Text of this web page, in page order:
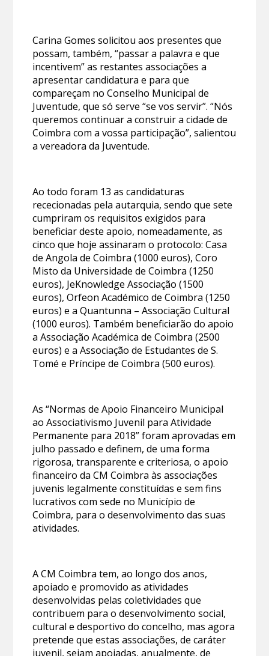
Carina Gomes solicitou aos presentes que
possam, também, “passar a palavra e que
incentivem” as restantes associações a
apresentar candidatura e para que
compareçam no Conselho Municipal de
Juventude, que só serve “se vos servir”. “Nós
queremos continuar a construir a cidade de
Coimbra com a vossa participação”, salientou
a vereadora da Juventude.
Ao todo foram 13 as candidaturas
rececionadas pela autarquia, sendo que sete
cumpriram os requisitos exigidos para
beneficiar deste apoio, nomeadamente, as
cinco que hoje assinaram o protocolo: Casa
de Angola de Coimbra (1000 euros), Coro
Misto da Universidade de Coimbra (1250
euros), JeKnowledge Associação (1500
euros), Orfeon Académico de Coimbra (1250
euros) e a Quantunna – Associação Cultural
(1000 euros). Também beneficiarão do apoio
a Associação Académica de Coimbra (2500
euros) e a Associação de Estudantes de S.
Tomé e Príncipe de Coimbra (500 euros).
As “Normas de Apoio Financeiro Municipal
ao Associativismo Juvenil para Atividade
Permanente para 2018” foram aprovadas em
julho passado e definem, de uma forma
rigorosa, transparente e criteriosa, o apoio
financeiro da CM Coimbra às associações
juvenis legalmente constituídas e sem fins
lucrativos com sede no Município de
Coimbra, para o desenvolvimento das suas
atividades.
A CM Coimbra tem, ao longo dos anos,
apoiado e promovido as atividades
desenvolvidas pelas coletividades que
contribuem para o desenvolvimento social,
cultural e desportivo do concelho, mas agora
pretende que estas associações, de caráter
juvenil, sejam apoiadas, anualmente, de